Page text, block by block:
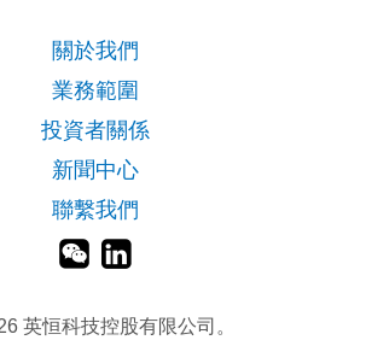
關於我們
業務範圍
投資者關係
新聞中心
聯繫我們
英恒科技控股有限公司。